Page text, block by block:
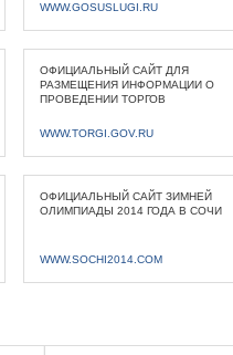
WWW.GOSUSLUGI.RU
ОФИЦИАЛЬНЫЙ САЙТ ДЛЯ
РАЗМЕЩЕНИЯ ИНФОРМАЦИИ О
ПРОВЕДЕНИИ ТОРГОВ
WWW.TORGI.GOV.RU
ОФИЦИАЛЬНЫЙ САЙТ ЗИМНЕЙ
ОЛИМПИАДЫ 2014 ГОДА В СОЧИ
WWW.SOCHI2014.COM